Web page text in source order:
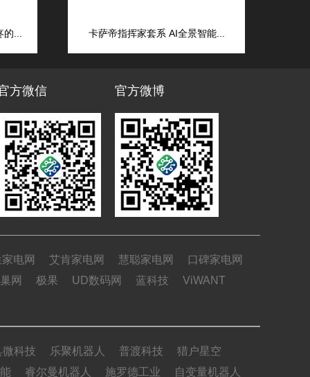
... 卡萨帝指挥家套系 AI全景智能...
方微信 官方微博
电网 艾肯家电网 慧聪家电网
口碑家电网
网
极果 UD数码网 蓝科技 ViWANT
微科技 乐聚机器人 普渡科技
猎户星空
睿尔曼机器人 施罗德工业 自变量机器人